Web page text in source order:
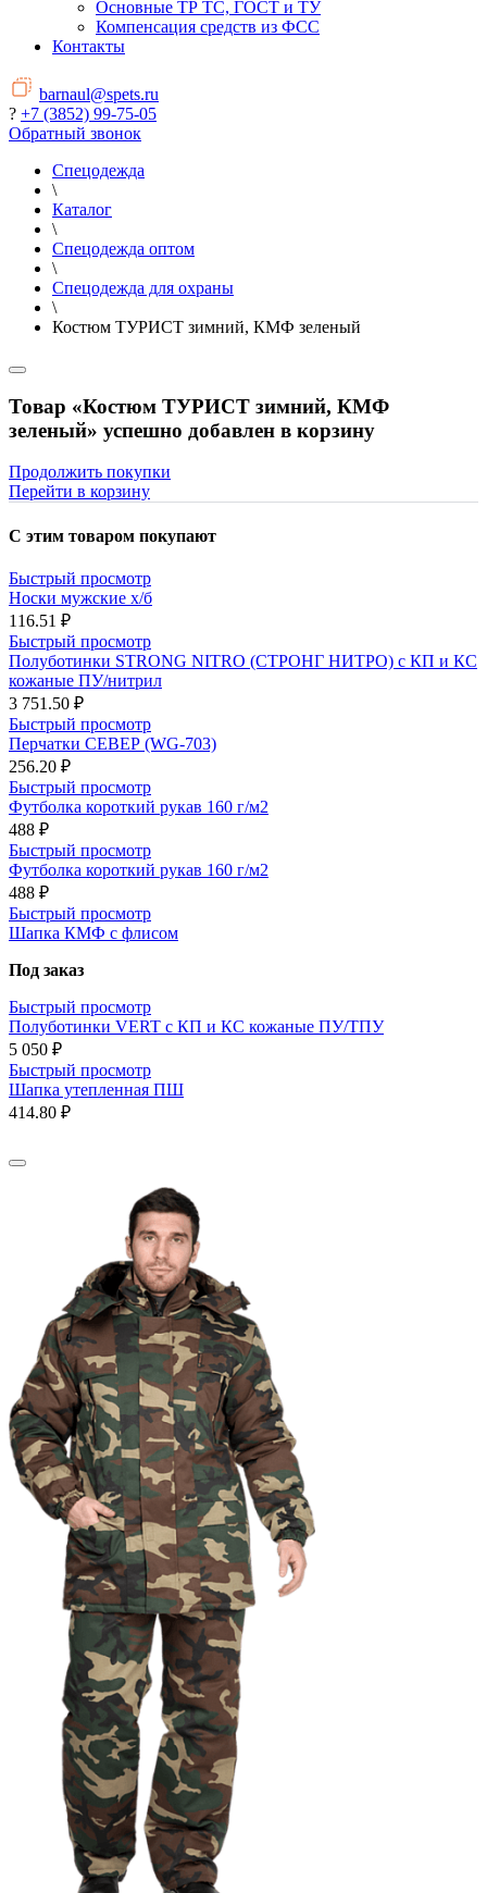
Основные ТР ТС, ГОСТ и ТУ
Компенсация средств из ФСС
Контакты
barnaul@spets.ru
? +7 (3852) 99-75-05
Обратный звонок
Спецодежда
\
Каталог
\
Спецодежда оптом
\
Спецодежда для охраны
\
Костюм ТУРИСТ зимний, КМФ зеленый
Товар «Костюм ТУРИСТ зимний, КМФ
зеленый» успешно добавлен в корзину
Продолжить покупки
Перейти в корзину
С этим товаром покупают
Быстрый просмотр
Носки мужские х/б
116.51 ₽
Быстрый просмотр
Полуботинки STRONG NITRO (СТРОНГ НИТРО) с КП и КС
кожаные ПУ/нитрил
3 751.50 ₽
Быстрый просмотр
Перчатки СЕВЕР (WG-703)
256.20 ₽
Быстрый просмотр
Футболка короткий рукав 160 г/м2
488 ₽
Быстрый просмотр
Футболка короткий рукав 160 г/м2
488 ₽
Быстрый просмотр
Шапка КМФ с флисом
Под заказ
Быстрый просмотр
Полуботинки VERT с КП и КС кожаные ПУ/ТПУ
5 050 ₽
Быстрый просмотр
Шапка утепленная ПШ
414.80 ₽